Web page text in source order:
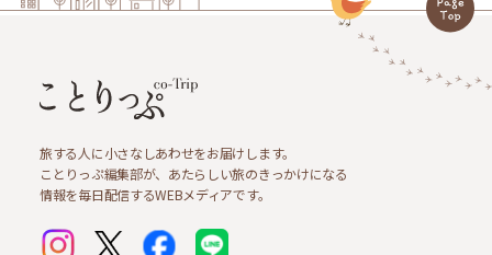
旅する人に小さなしあわせをお届けします。
ことりっぷ編集部が、あたらしい旅のきっかけになる
情報を毎日配信するWEBメディアです。